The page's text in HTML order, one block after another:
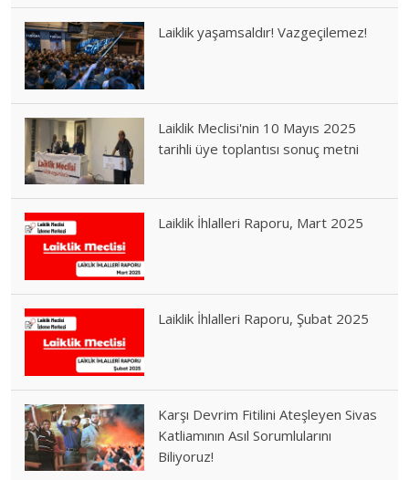
Laiklik yaşamsaldır! Vazgeçilemez!
Laiklik Meclisi'nin 10 Mayıs 2025
tarihli üye toplantısı sonuç metni
Laiklik İhlalleri Raporu, Mart 2025
Laiklik İhlalleri Raporu, Şubat 2025
Karşı Devrim Fitilini Ateşleyen Sivas
Katliamının Asıl Sorumlularını
Biliyoruz!